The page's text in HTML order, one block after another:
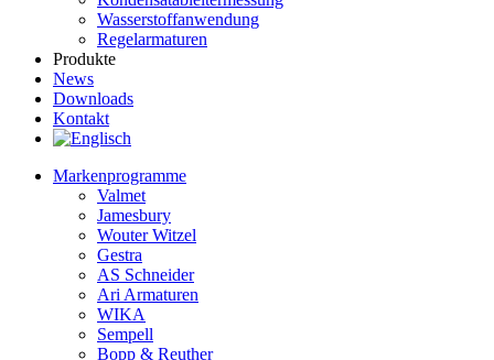
Wasserstoff­anwendung
Regel­arma­turen
Produkte
News
Downloads
Kontakt
Markenprogramme
Valmet
Jamesbury
Wouter Witzel
Gestra
AS Schneider
Ari Armaturen
WIKA
Sempell
Bopp & Reuther